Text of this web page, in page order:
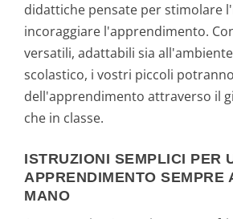
didattiche pensate per stimolare
incoraggiare l'apprendimento.
versatili, adattabili sia
scolastico, i vostri piccoli
dell'apprendimento attraverso il
che in classe.
ISTRUZIONI SEMPLICI PER
APPRENDIMENTO SEMPRE
MANO